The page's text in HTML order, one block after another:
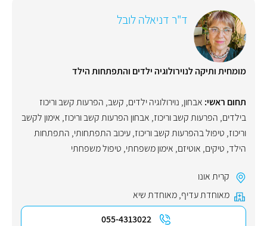
ד"ר דניאלה לובל
מומחית ותיקה לנוירולוגיה ילדים והתפתחות הילד
תחום ראשי: אבחון, נוירולוגיה ילדים, קשב, הפרעות קשב וריכוז
בילדים, הפרעות קשב וריכוז, אבחון הפרעות קשב וריכוז, אימון לקשב
וריכוז, טיפול בהפרעות קשב וריכוז,עיכוב התפתחותי, התפתחות
הילד, טיקים, אוטיזם, אימון משפחתי, טיפול משפחתי
קרית אונו
מאוחדת עדיף,מאוחדת שיא
055-4313022